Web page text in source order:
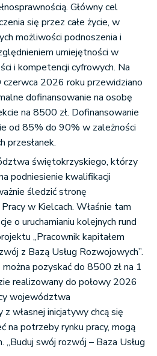
Główny cel
się przez całe życie, w
możliwości podnoszenia i
umiejętności w
i kompetencji cyfrowych. Na
2026 roku przewidziano
dofinansowanie na osobę
na 8500 zł. Dofinansowanie
od 85% do 90% w zależności
przesłanek.
świętokrzyskiego, którzy
podniesienie kwalifikacji
śledzić stronę
w Kielcach. Właśnie tam
o uruchamianiu kolejnych rund
„Pracownik kapitałem
z Bazą Usług Rozwojowych”.
pozyskać do 8500 zł na 1
realizowany do połowy 2026
województwa
własnej inicjatywy chcą się
na potrzeby rynku pracy, mogą
swój rozwój – Baza Usług